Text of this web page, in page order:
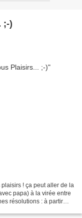
;-)
! ça peut aller de la
papa) à la virée entre
résolutions : à partir